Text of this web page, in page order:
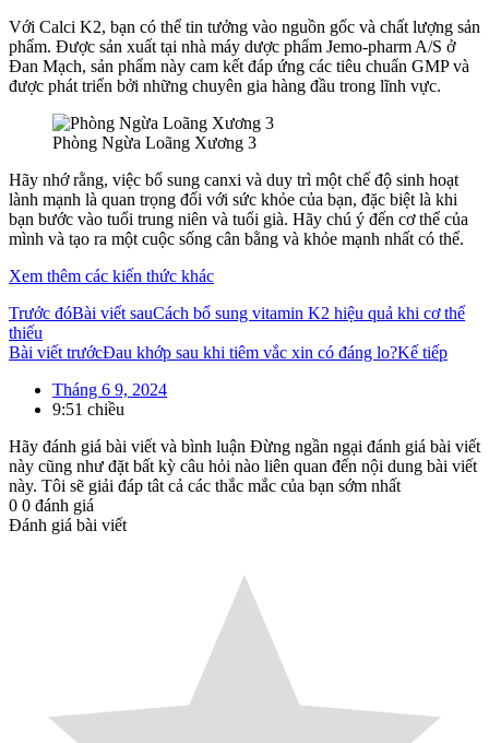
Với Calci K2, bạn có thể tin tưởng vào nguồn gốc và chất lượng sản
phẩm. Được sản xuất tại nhà máy dược phẩm Jemo-pharm A/S ở
Đan Mạch, sản phẩm này cam kết đáp ứng các tiêu chuẩn GMP và
được phát triển bởi những chuyên gia hàng đầu trong lĩnh vực.
Phòng Ngừa Loãng Xương 3
Hãy nhớ rằng, việc bổ sung canxi và duy trì một chế độ sinh hoạt
lành mạnh là quan trọng đối với sức khỏe của bạn, đặc biệt là khi
bạn bước vào tuổi trung niên và tuổi già. Hãy chú ý đến cơ thể của
mình và tạo ra một cuộc sống cân bằng và khỏe mạnh nhất có thể.
Xem thêm các kiến thức khác
Trước đóBài viết sauCách bổ sung vitamin K2 hiệu quả khi cơ thể
thiếu
Bài viết trướcĐau khớp sau khi tiêm vắc xin có đáng lo?Kế tiếp
Tháng 6 9, 2024
9:51 chiều
Hãy đánh giá bài viết và bình luận Đừng ngần ngại đánh giá bài viết
này cũng như đặt bất kỳ câu hỏi nào liên quan đến nội dung bài viết
này. Tôi sẽ giải đáp tât cả các thắc mắc của bạn sớm nhất
0 0 đánh giá
Đánh giá bài viết